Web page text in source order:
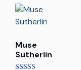
Muse
Sutherlin